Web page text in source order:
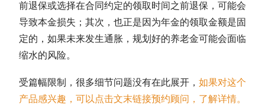
前退保或选择在合同约定的领取时间之前退保，可能会
导致本金损失；其次，也正是因为年金的领取金额是固
定的，如果未来发生通胀，规划好的养老金可能会面临
缩水的风险。
受篇幅限制，很多细节问题没有在此展开， 如果对这个
产品感兴趣，可以点击文末链接预约顾问，了解详情。